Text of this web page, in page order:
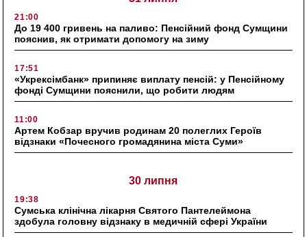
21:00
До 19 400 гривень на паливо: Пенсійний фонд Сумщини
пояснив, як отримати допомогу на зиму
17:51
«Укрексімбанк» припиняє виплату пенсій: у Пенсійному
фонді Сумщини пояснили, що робити людям
11:00
Артем Кобзар вручив родинам 20 полеглих Героїв
відзнаки «Почесного громадянина міста Суми»
30 липня
19:38
Сумська клінічна лікарня Святого Пантелеймона
здобула головну відзнаку в медичній сфері України